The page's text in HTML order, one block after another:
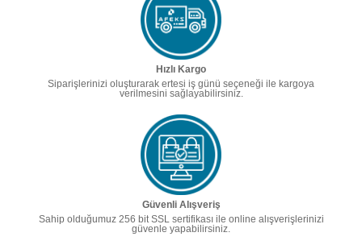
Hızlı Kargo
Siparişlerinizi oluşturarak ertesi iş günü seçeneği ile kargoya
verilmesini sağlayabilirsiniz.
Güvenli Alışveriş
Sahip olduğumuz 256 bit SSL sertifikası ile online alışverişlerinizi
güvenle yapabilirsiniz.